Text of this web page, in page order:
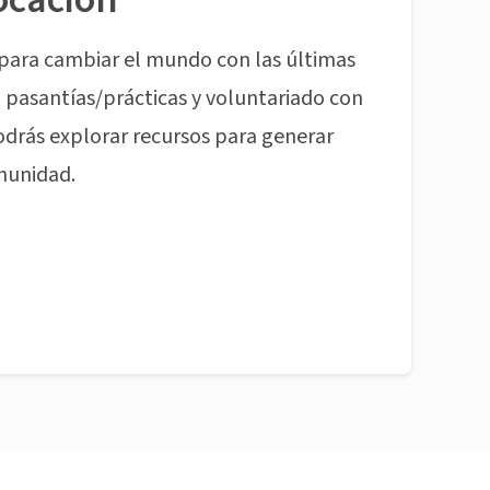
cambiar el mundo con las últimas
prácticas y voluntariado con
explorar recursos para generar